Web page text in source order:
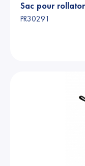
Sac pour
PR30291